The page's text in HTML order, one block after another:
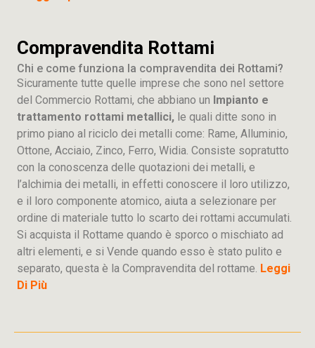
Compravendita Rottami
Chi e come funziona la compravendita dei Rottami?
Sicuramente tutte quelle imprese che sono nel settore
del Commercio Rottami, che abbiano un Impianto e
trattamento rottami metallici, le quali ditte sono in
primo piano al riciclo dei metalli come: Rame, Alluminio,
Ottone, Acciaio, Zinco, Ferro, Widia. Consiste sopratutto
con la conoscenza delle quotazioni dei metalli, e
l’alchimia dei metalli, in effetti conoscere il loro utilizzo,
e il loro componente atomico, aiuta a selezionare per
ordine di materiale tutto lo scarto dei rottami accumulati.
Si acquista il Rottame quando è sporco o mischiato ad
altri elementi, e si Vende quando esso è stato pulito e
separato, questa è la Compravendita del rottame. Leggi
Di Più